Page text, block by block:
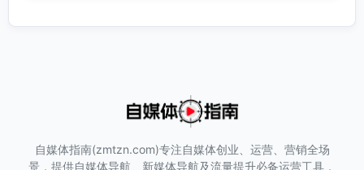
自媒体指南(zmtzn.com)专注自媒体创业、运营、营销全场
景，提供自媒体导航、新媒体导航及流量提升必备运营工具，